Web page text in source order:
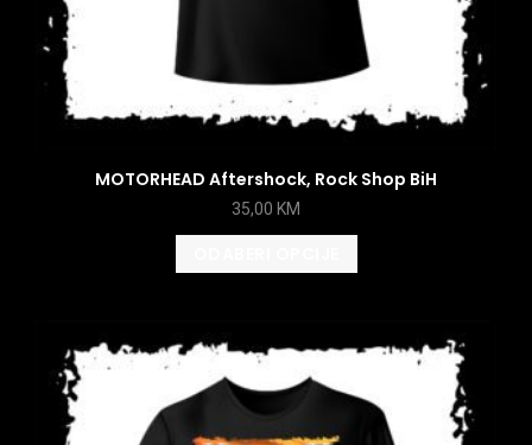
MOTORHEAD Aftershock, Rock Shop BiH
35,00 KM